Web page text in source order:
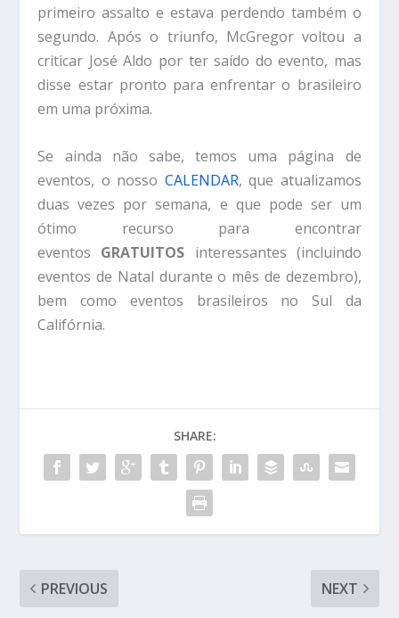
primeiro assalto e estava perdendo também o
segundo. Após o triunfo, McGregor voltou a
criticar José Aldo por ter saído do evento, mas
disse estar pronto para enfrentar o brasileiro
em uma próxima.
Se ainda não sabe, temos uma página de
eventos, o nosso CALENDAR, que atualizamos
duas vezes por semana, e que pode ser um
ótimo recurso para encontrar
eventos GRATUITOS interessantes (incluindo
eventos de Natal durante o mês de dezembro),
bem como eventos brasileiros no Sul da
Califórnia.
SHARE:
PREVIOUS NEXT